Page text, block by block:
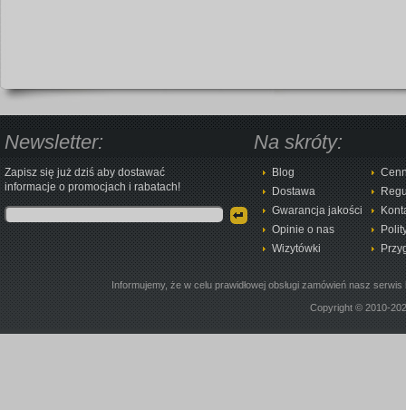
Newsletter:
Zapisz się już dziś aby dostawać
informacje o promocjach i rabatach!
Na skróty:
Blog
Dostawa
Gwarancja jakości
Opinie o nas
Wizytówki
Informujemy, że w celu prawidłowej obsługi zamówień nasz
Copyright © 2010-